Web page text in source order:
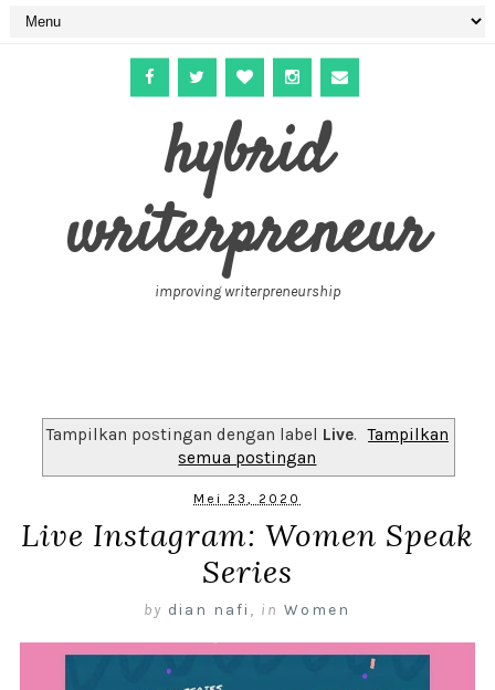
hybrid
writerpreneur
improving writerpreneurship
Tampilkan postingan dengan label Live.
Tampilkan
semua postingan
Mei 23, 2020
Live Instagram: Women Speak
Series
by dian nafi , in Women